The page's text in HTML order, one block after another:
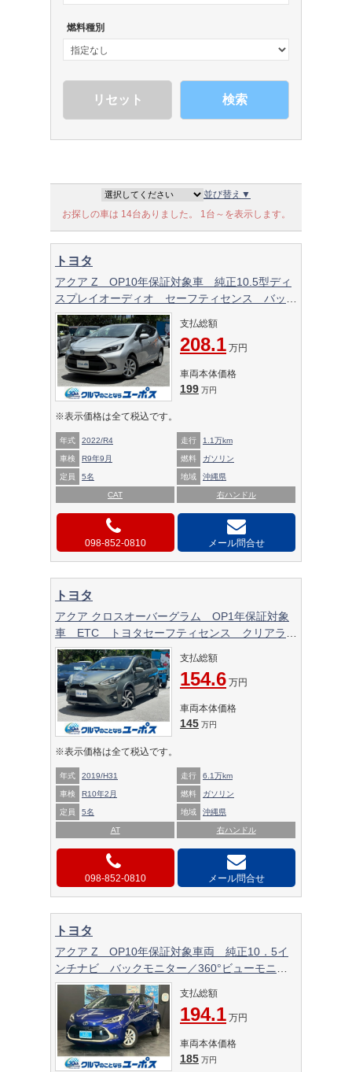
燃料種別
検索
並び替え▼
お探しの車は 14台ありました。 1台～を表示します。
トヨタ
アクア Z OP10年保証対象車 純正10.5型ディ
スプレイオーディオ セーフティセンス バック
カメラ 前後ドライブレコーダー ETC
支払総額
208.1 万円
車両本体価格
199 万円
※表示価格は全て税込です。
年式 2022/R4 走行 1.1万km
車検 R9年9月 燃料 ガソリン
定員 5名 地域 沖縄県
CAT 右ハンドル
098-852-0810 メール問合せ
トヨタ
アクア クロスオーバーグラム OP1年保証対象
車 ETC トヨタセーフティセンス クリアラン
スソナー ドライブレコーダー フルセグTV
支払総額
154.6 万円
車両本体価格
145 万円
※表示価格は全て税込です。
年式 2019/H31 走行 6.1万km
車検 R10年2月 燃料 ガソリン
定員 5名 地域 沖縄県
AT 右ハンドル
098-852-0810 メール問合せ
トヨタ
アクア Z OP10年保証対象車両 純正10．5イ
ンチナビ バックモニター／360°ビューモニタ
ー ETC ドライブレコーダー BSM オート
マチックハイビーム クルーズコントロール コ
ーナーセンサー
支払総額
194.1 万円
車両本体価格
185 万円